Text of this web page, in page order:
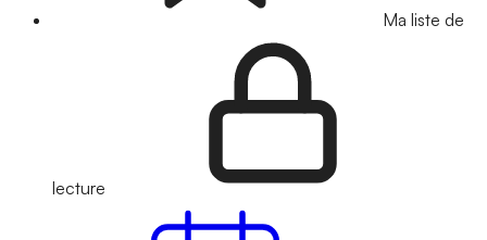
Ma liste de
lecture